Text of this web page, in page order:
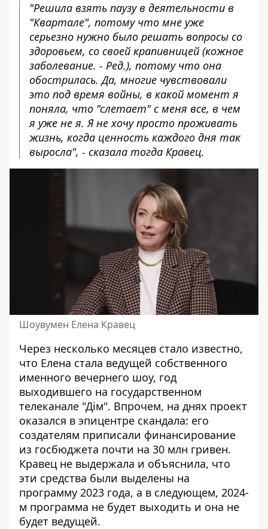
"Решила взять паузу в деятельности в
"Квартале", потому что мне уже
серьезно нужно было решать вопросы со
здоровьем, со своей крапивницей (кожное
заболевание. - Ред.), потому что она
обострилась. Да, многие чувствовали
это под время войны, в какой момент я
поняла, что "слетает" с меня все, в чем
я уже не я. Я не хочу просто проживать
жизнь, когда ценность каждого дня так
выросла", - сказала тогда Кравец.
Шоувумен Елена Кравец
Через несколько месяцев стало известно,
что Елена стала ведущей собственного
именного вечернего шоу, год
выходившего на государственном
телеканале "Дім". Впрочем, на днях проект
оказался в эпицентре скандала: его
создателям приписали финансирование
из госбюджета почти на 30 млн гривен.
Кравец не выдержала и объяснила, что
эти средства были выделены на
программу 2023 года, а в следующем, 2024-
м программа не будет выходить и она не
будет ведущей.